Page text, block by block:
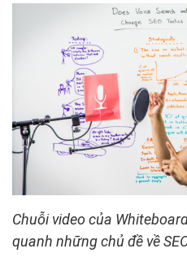
Chuỗi video của
quanh những chủ đề về